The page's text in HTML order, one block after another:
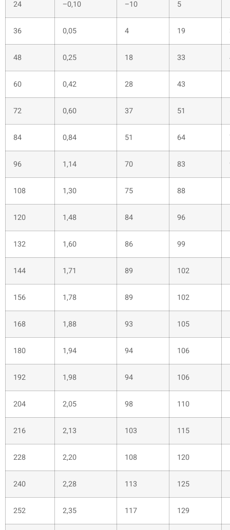
24 –0,10 –10 5
36 0,05 4 19
48 0,25 18 33
60 0,42 28 43
72 0,60 37 51
84 0,84 51 64
96 1,14 70 83
108 1,30 75 88
120 1,48 84 96
132 1,60 86 99
144 1,71 89 102
156 1,78 89 102
168 1,88 93 105
180 1,94 94 106
192 1,98 94 106
204 2,05 98 110
216 2,13 103 115
228 2,20 108 120
240 2,28 113 125
252 2,35 117 129